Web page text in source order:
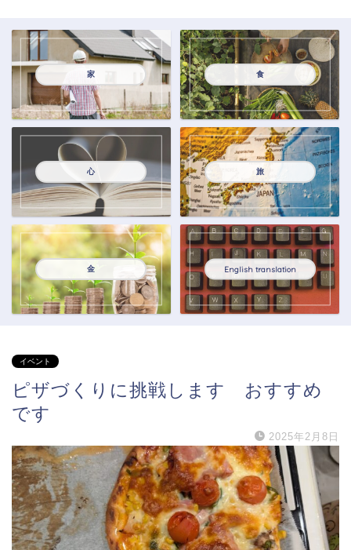
家 食
心 旅
金 English translation
イベント
ピザづくりに挑戦します おすすめ
です
2025年2月8日